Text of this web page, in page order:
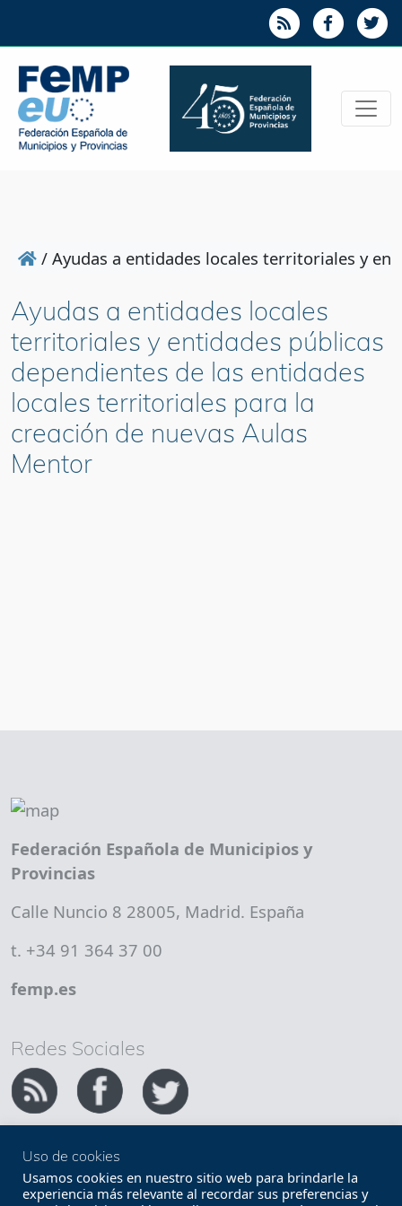
/ Ayudas a entidades locales territoriales y
Ayudas a entidades locales
territoriales y entidades públicas
dependientes de las entidades
locales territoriales para la
creación de nuevas Aulas
Mentor
Federación Española de Municipios y
Provincias
Calle Nuncio 8 28005, Madrid. España
t. +34 91 364 37 00
femp.es
Redes Sociales
Copyright FEMP
Accesibilidad
Uso de cookies
Usamos cookies en nuestro sitio web para brindarle la
experiencia más relevante al recordar sus preferencias y